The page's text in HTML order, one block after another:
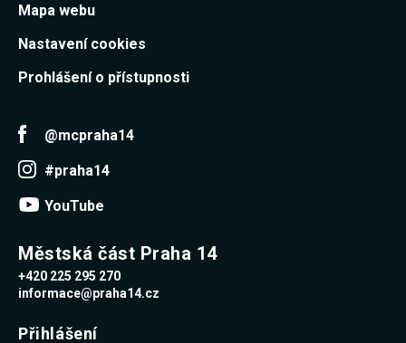
Mapa webu
Nastavení cookies
Prohlášení o přístupnosti
@mcpraha14
#praha14
YouTube
Městská část Praha 14
+420 225 295 270
informace@praha14.cz
Přihlášení